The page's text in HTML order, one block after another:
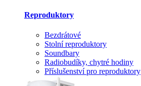
Reproduktory
Bezdrátové
Stolní reproduktory
Soundbary
Radiobudíky, chytré hodiny
Příslušenství pro reproduktory